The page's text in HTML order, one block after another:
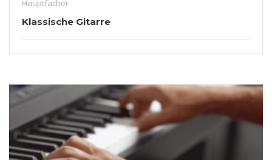
Hauptfächer
Klassische Gitarre